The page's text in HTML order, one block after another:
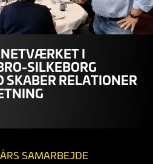
I
SILKEBORG
SKABER RELATIONER
SAMARBEJDE